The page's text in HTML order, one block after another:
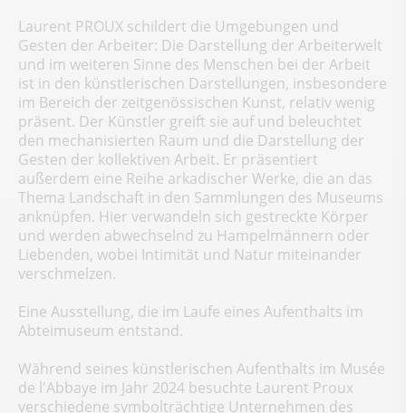
Laurent PROUX schildert die Umgebungen und
Gesten der Arbeiter: Die Darstellung der Arbeiterwelt
und im weiteren Sinne des Menschen bei der Arbeit
ist in den künstlerischen Darstellungen, insbesondere
im Bereich der zeitgenössischen Kunst, relativ wenig
präsent. Der Künstler greift sie auf und beleuchtet
den mechanisierten Raum und die Darstellung der
Gesten der kollektiven Arbeit. Er präsentiert
außerdem eine Reihe arkadischer Werke, die an das
Thema Landschaft in den Sammlungen des Museums
anknüpfen. Hier verwandeln sich gestreckte Körper
und werden abwechselnd zu Hampelmännern oder
Liebenden, wobei Intimität und Natur miteinander
verschmelzen.
Eine Ausstellung, die im Laufe eines Aufenthalts im
Abteimuseum entstand.
Während seines künstlerischen Aufenthalts im Musée
de l'Abbaye im Jahr 2024 besuchte Laurent Proux
verschiedene symbolträchtige Unternehmen des